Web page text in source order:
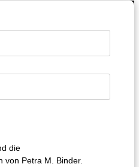
die
von Petra M. Binder.